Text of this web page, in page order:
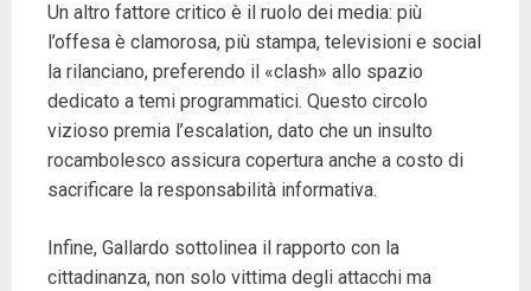
Un altro fattore critico è il ruolo dei media: più
l’offesa è clamorosa, più stampa, televisioni e social
la rilanciano, preferendo il «clash» allo spazio
dedicato a temi programmatici. Questo circolo
vizioso premia l’escalation, dato che un insulto
rocambolesco assicura copertura anche a costo di
sacrificare la responsabilità informativa.
Infine, Gallardo sottolinea il rapporto con la
cittadinanza, non solo vittima degli attacchi ma